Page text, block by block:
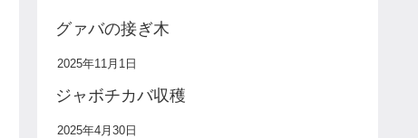
グァバの接ぎ木
2025年11月1日
ジャボチカバ収穫
2025年4月30日